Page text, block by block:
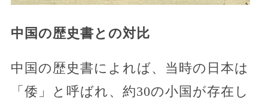
中国の歴史書との対比
中国の歴史書によれば、当時の日本は
「倭」と呼ばれ、約30の小国が存在し